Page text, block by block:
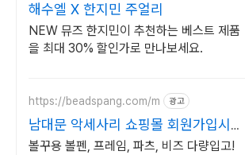
해수엘 X 한지민 주얼리
NEW 뮤즈 한지민이 추천하는 베스트 제품
을 최대 30% 할인가로 만나보세요.
https://beadspang.com/m 광고
남대문 악세사리 쇼핑몰 회원가입시
10%할인쿠폰
볼꾸용 볼펜, 프레임, 파츠, 비즈 다량입고!